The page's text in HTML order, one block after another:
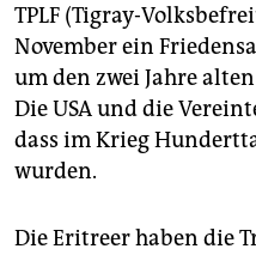
TPLF (Tigray-
November ein
um den zwei Jahre
Die USA und die
dass im Krieg
wurden.
Die Eritreer haben die